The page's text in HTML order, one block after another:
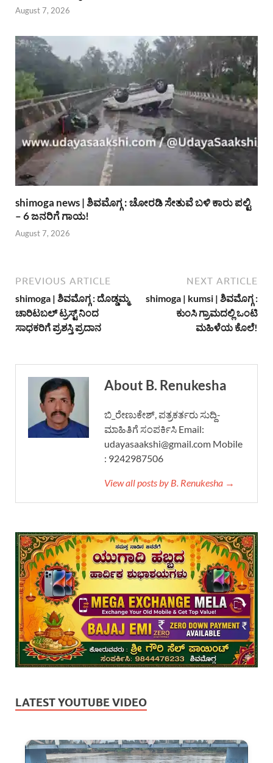
August 7, 2026
shimoga news | ಶಿವಮೊಗ್ಗ : ಚೋರಡಿ ಸೇತುವೆ ಬಳಿ ಕಾರು ಪಲ್ಟಿ
– 6 ಜನರಿಗೆ ಗಾಯ!
August 7, 2026
PREVIOUS ARTICLE
shimoga | ಶಿವಮೊಗ್ಗ : ದೊಡ್ಡಮ್ಮ
ಚಾರಿಟಬಲ್ ಟ್ರಸ್ಟ್ ನಿಂದ
ಸಾಧಕರಿಗೆ ಪ್ರಶಸ್ತಿ ಪ್ರದಾನ
NEXT ARTICLE
shimoga | kumsi | ಶಿವಮೊಗ್ಗ :
ಕುಂಸಿ ಗ್ರಾಮದಲ್ಲಿ ಒಂಟಿ
ಮಹಿಳೆಯ ಕೊಲೆ!
About B. Renukesha
ಬಿ_ರೇಣುಕೇಶ್, ಪತ್ರಕರ್ತರು ಸುದ್ದಿ-
ಮಾಹಿತಿಗೆ ಸಂಪರ್ಕಿಸಿ Email:
udayasaakshi@gmail.com Mobile
: 9242987506
View all posts by B. Renukesha →
LATEST YOUTUBE VIDEO